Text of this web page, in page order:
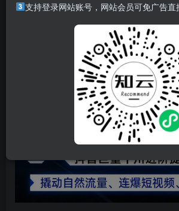
2026全域投放进阶杭州3月线下课，抖音
升，撬动自然流量、连爆短视频、提升
支持登录网站账号，网站会员可免广告直